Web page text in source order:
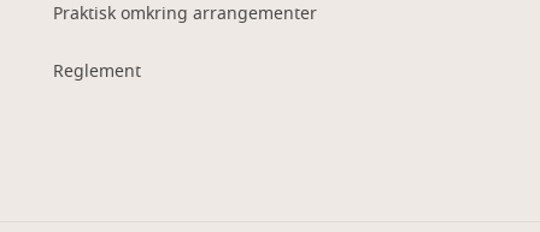
Praktisk omkring arrangementer
Reglement